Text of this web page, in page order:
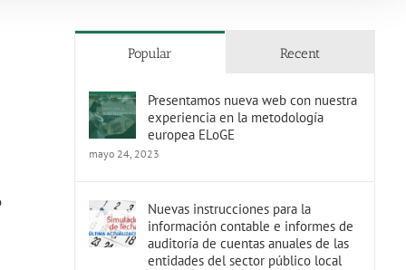
Popular Recent
Presentamos nueva web con nuestra
experiencia en la metodología
europea ELoGE
mayo 24, 2023
Nuevas instrucciones para la
información contable e informes de
auditoría de cuentas anuales de las
entidades del sector público local